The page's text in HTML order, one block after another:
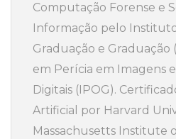
Computação Forense e
Informação pelo
Graduação e Graduação
em Perícia em Imagens
Digitais (IPOG).
Artificial por Harvard
Massachusetts Institute